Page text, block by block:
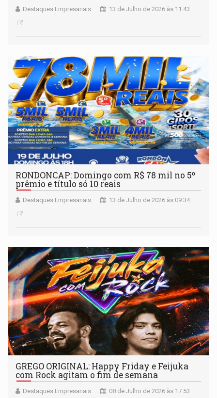
Destaques Empresariais 13 de Julho de 2026 às 11:43
RONDONCAP: Domingo com R$ 78 mil no 5º
prêmio e título só 10 reais
Destaques Empresariais 13 de Julho de 2026 às 09:34
GREGO ORIGINAL: Happy Friday e Feijuka
com Rock agitam o fim de semana
Destaques Empresariais 08 de Julho de 2026 às 17:53